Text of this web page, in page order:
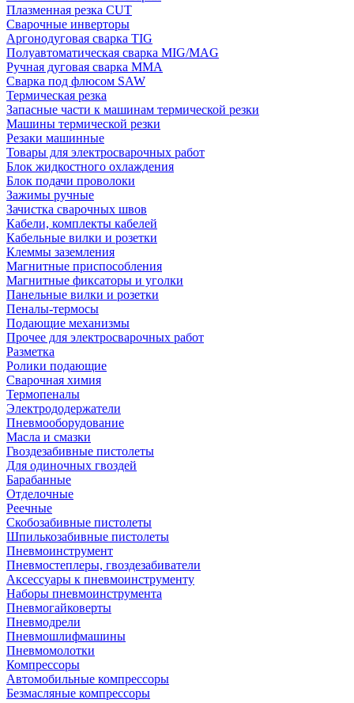
Плазменная резка CUT
Сварочные инверторы
Аргонодуговая сварка TIG
Полуавтоматическая сварка MIG/MAG
Ручная дуговая сварка MMA
Сварка под флюсом SAW
Термическая резка
Запасные части к машинам термической резки
Машины термической резки
Резаки машинные
Товары для электросварочных работ
Блок жидкостного охлаждения
Блок подачи проволоки
Зажимы ручные
Зачистка сварочных швов
Кабели, комплекты кабелей
Кабельные вилки и розетки
Клеммы заземления
Магнитные приспособления
Магнитные фиксаторы и уголки
Панельные вилки и розетки
Пеналы-термосы
Подающие механизмы
Прочее для электросварочных работ
Разметка
Ролики подающие
Сварочная химия
Термопеналы
Электрододержатели
Пневмооборудование
Масла и смазки
Гвоздезабивные пистолеты
Для одиночных гвоздей
Барабанные
Отделочные
Реечные
Скобозабивные пистолеты
Шпилькозабивные пистолеты
Пневмоинструмент
Пневмостеплеры, гвоздезабиватели
Аксессуары к пневмоинструменту
Наборы пневмоинструмента
Пневмогайковерты
Пневмодрели
Пневмошлифмашины
Пневмомолотки
Компрессоры
Автомобильные компрессоры
Безмасляные компрессоры